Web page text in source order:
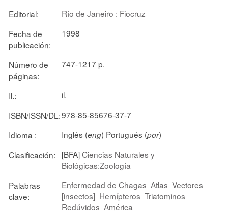
Editorial:
Río de Janeiro : Fiocruz
Fecha de
publicación:
1998
Número de
páginas:
747-1217 p.
Il.:
il.
ISBN/ISSN/DL:978-85-85676-37-7
Idioma :
Inglés (eng) Portugués (por)
Clasificación:
[BFA]Ciencias Naturales y
Biológicas:Zoología
Palabras
clave:
Enfermedad de Chagas Atlas Vectores
[insectos] Hemípteros Triatominos
Redúvidos América